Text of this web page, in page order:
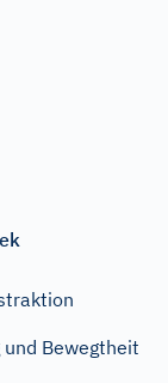
und Bewegtheit